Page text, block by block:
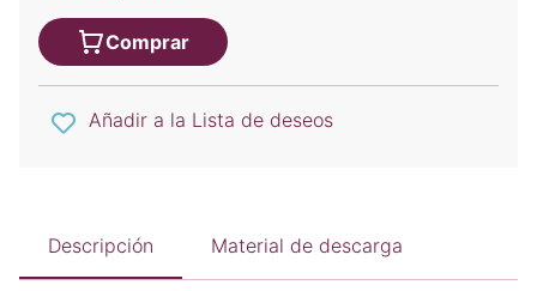
Comprar
Añadir a la Lista de deseos
Descripción Material de descarga